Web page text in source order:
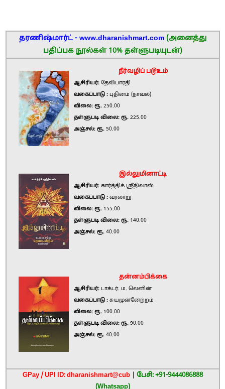
தரணிஷ்மார்ட் - www.dharanishmart.com (அனைத்து
பதிப்பக நூல்கள் 10% தள்ளுபடியுடன்)
நீர்வழிப் படூஉம்
ஆசிரியர்: தேவிபாரதி
வகைப்பாடு : புதினம் (நாவல்)
விலை: ரூ. 250.00
தள்ளுபடி விலை: ரூ. 225.00
அஞ்சல்: ரூ. 50.00
இல்லுமினாட்டி
ஆசிரியர்: கார்த்திக் ஸ்ரீநிவாஸ்
வகைப்பாடு : வரலாறு
விலை: ரூ. 155.00
தள்ளுபடி விலை: ரூ. 140.00
அஞ்சல்: ரூ. 40.00
தன்னம்பிக்கை
ஆசிரியர்: டாக்டர். ம. லெனின்
வகைப்பாடு : சுயமுன்னேற்றம்
விலை: ரூ. 100.00
தள்ளுபடி விலை: ரூ. 90.00
அஞ்சல்: ரூ. 40.00
GPay / UPI ID: dharanishmart@cub
பேசி: +91-9444086888
(Whatsapp)